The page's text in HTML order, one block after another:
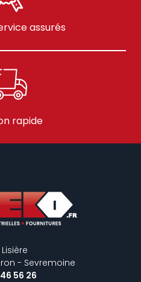
assurés
rapide
- Sevremoine
56 26